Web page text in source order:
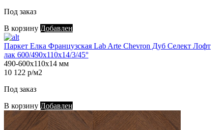
Под заказ
В корзину Добавлен
Паркет Елка Французская Lab Arte Chevron Дуб Селект Лофт
лак 600/490х110х14/3/45°
490-600х110х14 мм
10 122 р/м2
Под заказ
В корзину Добавлен